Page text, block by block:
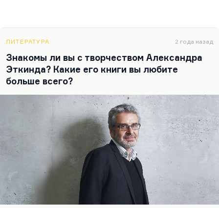
ЛИТЕРАТУРА 2 года назад
Знакомы ли вы с творчеством Александра
Эткинда? Какие его книги вы любите
больше всего?